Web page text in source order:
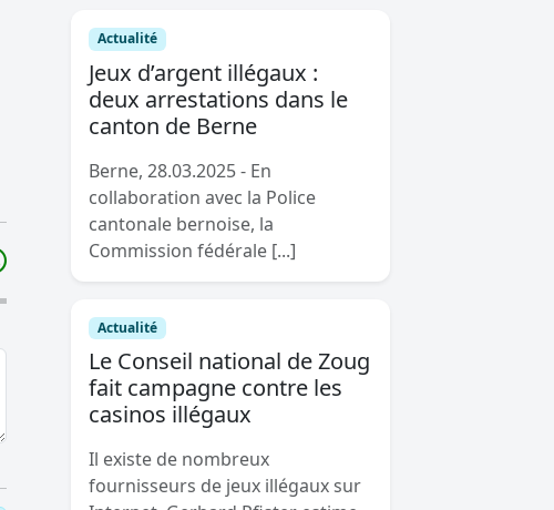
Actualité
Jeux d’argent illégaux :
deux arrestations dans le
canton de Berne
Berne, 28.03.2025 - En
collaboration avec la Police
cantonale bernoise, la
Commission fédérale [...]
Actualité
Le Conseil national de Zoug
fait campagne contre les
casinos illégaux
Il existe de nombreux
fournisseurs de jeux illégaux sur